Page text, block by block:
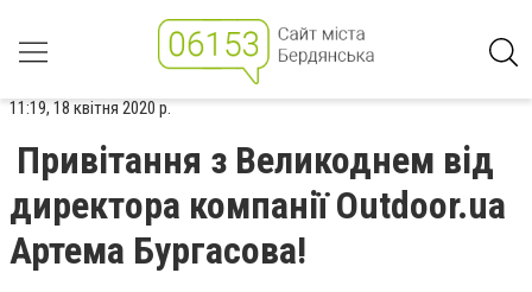
11:19, 18 квітня 2020 р.
Привітання з Великоднем від
директора компанії Outdoor.ua
Артема Бургасова!